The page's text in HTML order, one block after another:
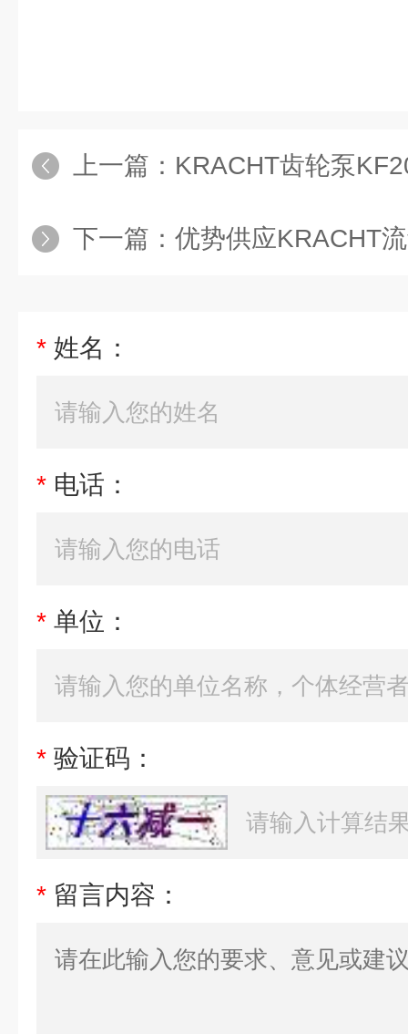
上一篇： KRACHT齿轮泵
下一篇： 优势供应KRACHT流
* 姓名：
* 电话：
* 单位：
* 验证码：
* 留言内容：